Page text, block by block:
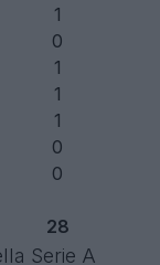
1
0
1
1
1
0
0
28
Serie A